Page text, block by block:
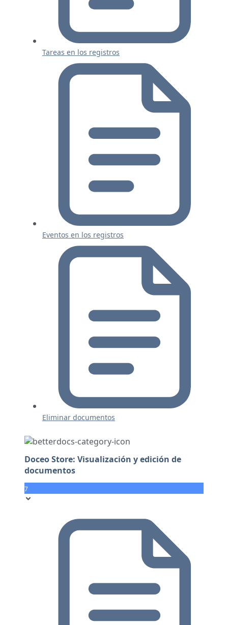
Tareas en los registros
Eventos en los registros
Eliminar documentos
Doceo Store: Visualización y edición de
documentos
7